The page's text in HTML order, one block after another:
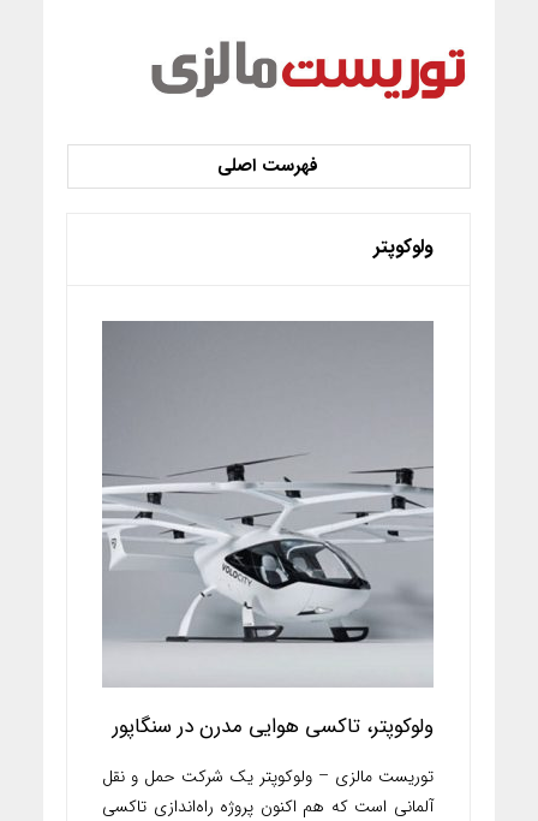
ولوکوپتر
ولوکوپتر، تاکسی هوایی مدرن در سنگاپور
توریست مالزی – ولوکوپتر یک شرکت حمل و نقل
آلمانی است که هم اکنون پروژه راه‌اندازی تاکسی